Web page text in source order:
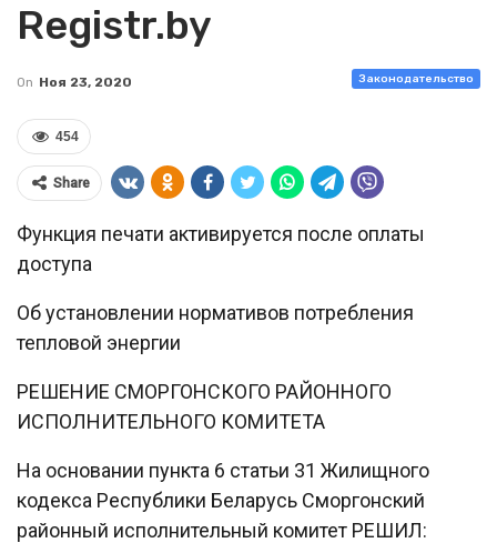
Registr.by
Законодательство
On Ноя 23, 2020
454
Share
Функция печати активируется после оплаты
доступа
Об установлении нормативов потребления
тепловой энергии
РЕШЕНИЕ СМОРГОНСКОГО РАЙОННОГО
ИСПОЛНИТЕЛЬНОГО КОМИТЕТА
На основании пункта 6 статьи 31 Жилищного
кодекса Республики Беларусь Сморгонский
районный исполнительный комитет РЕШИЛ: